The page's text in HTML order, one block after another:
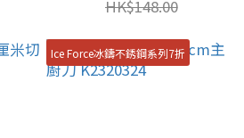
HK$148.00
Ice Force冰鑄不銹鋼系列7折